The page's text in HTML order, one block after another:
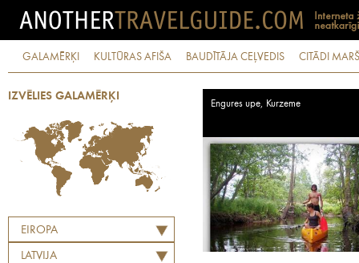
GALAMĒRĶI KULTŪRAS AFIŠA BAUDĪTĀJA CEĻVEDIS CITĀDI
IZVĒLIES GALAMĒRĶI
EIROPA
LATVIJA
Engures upe, Kurzeme